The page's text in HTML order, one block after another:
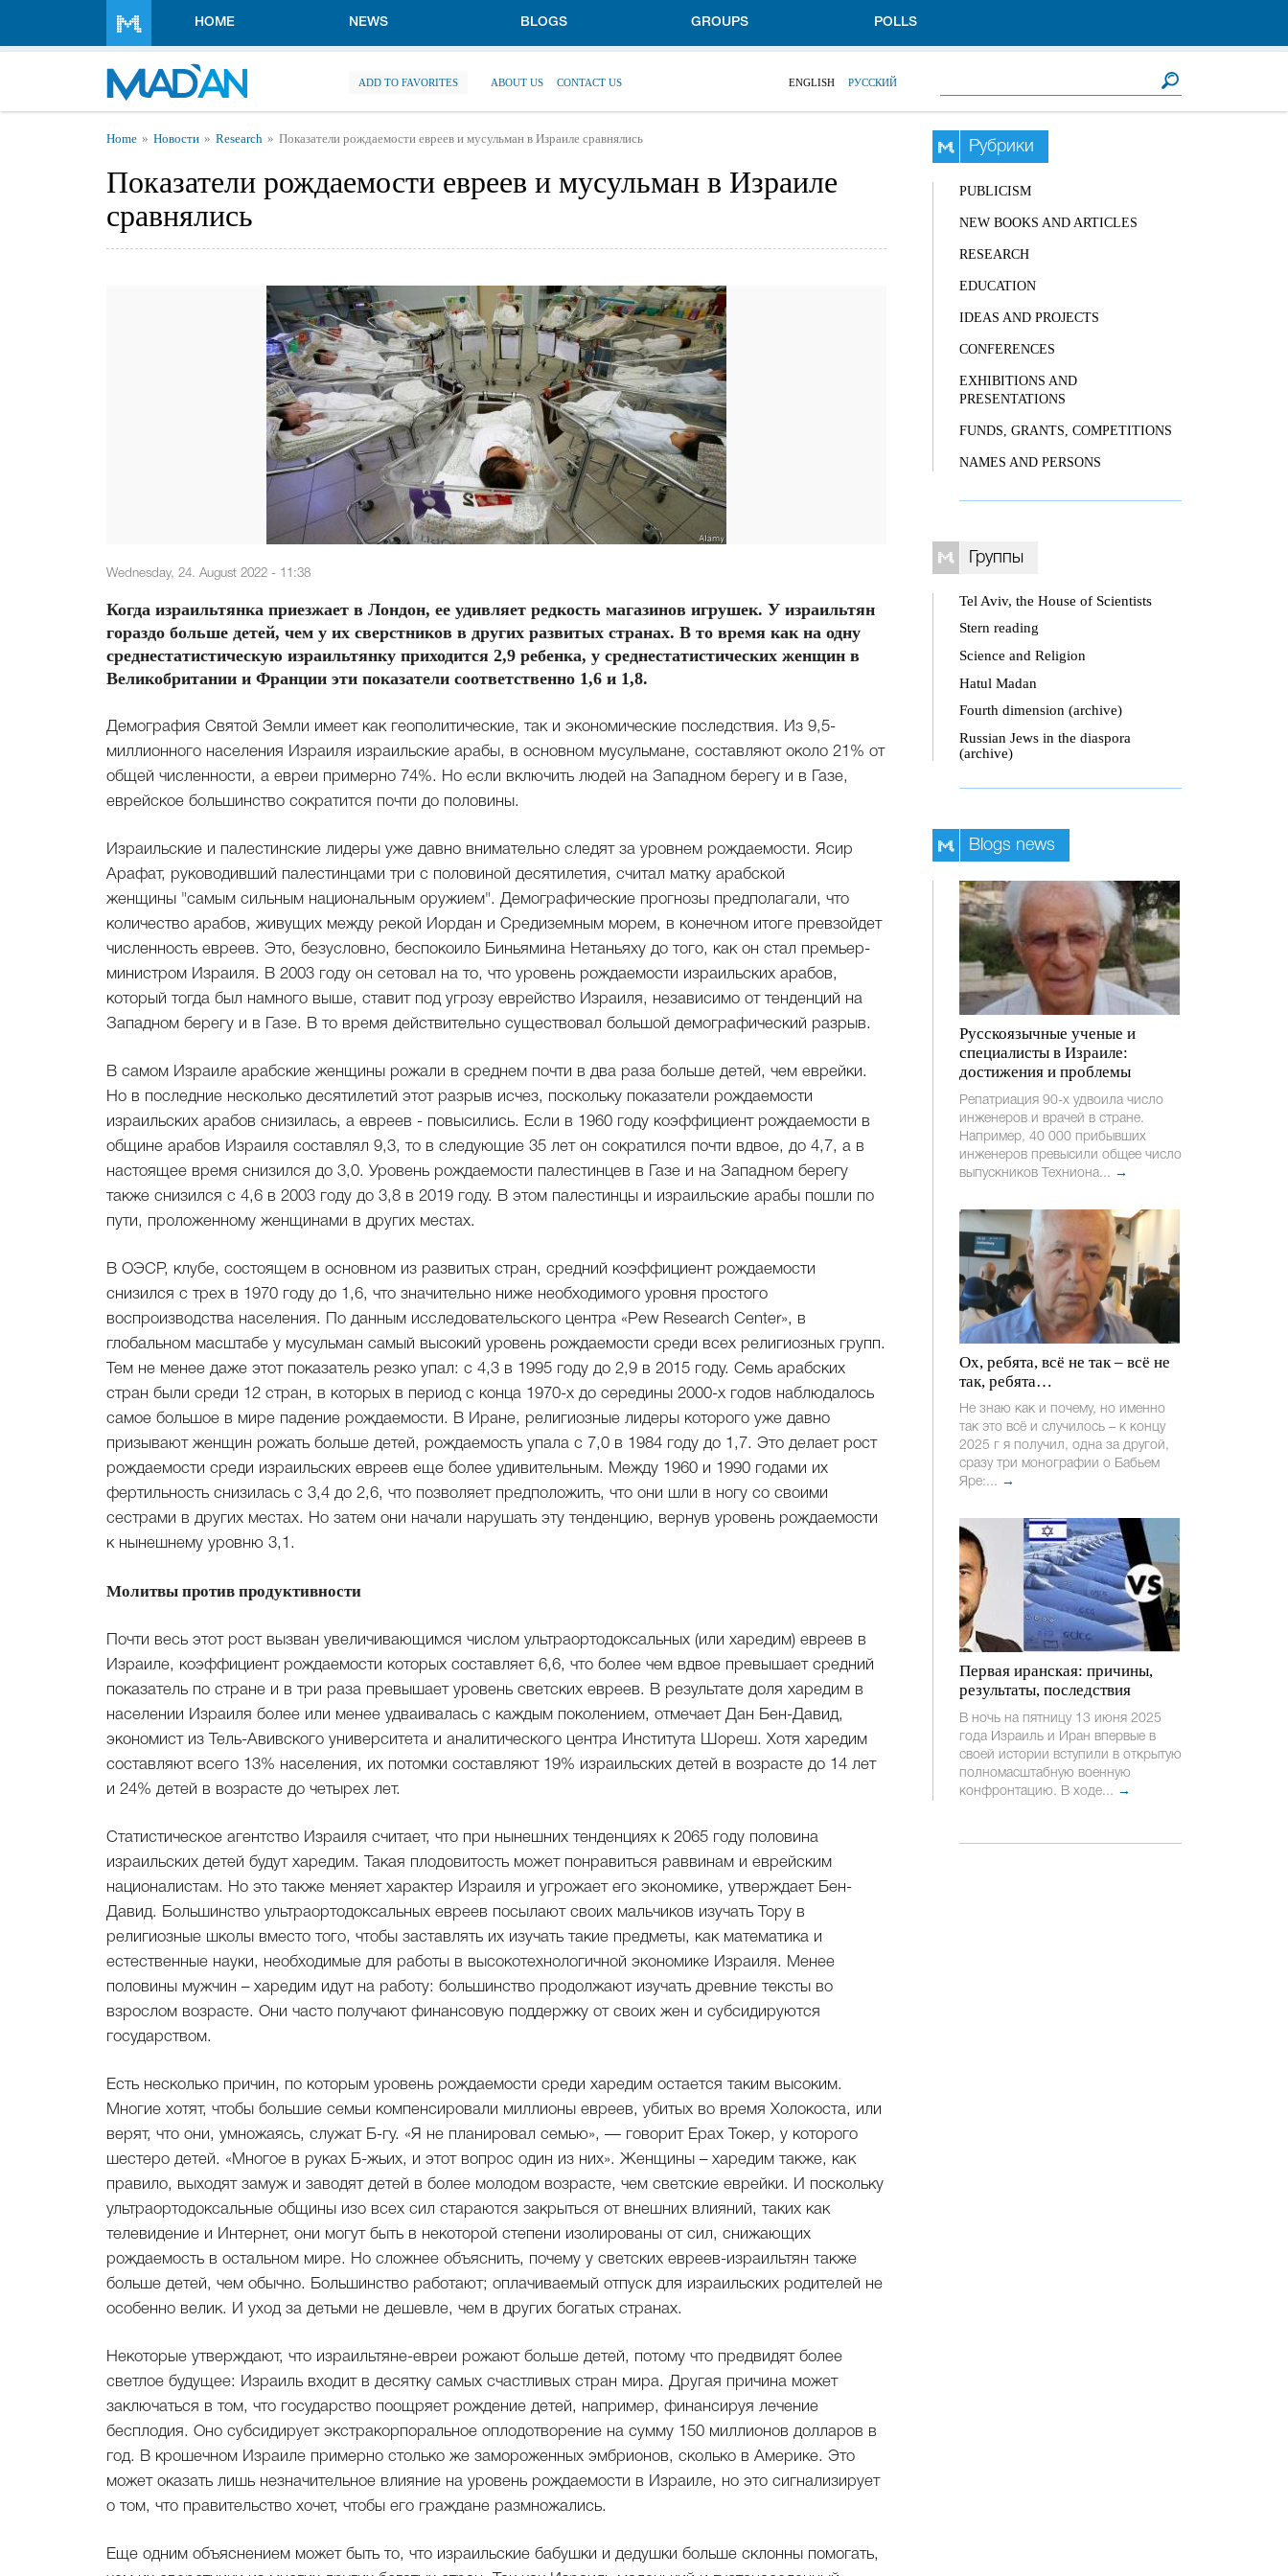
HOME NEWS BLOGS GROUPS POLLS
ADD TO FAVORITES ABOUT US CONTACT US ENGLISH РУССКИЙ
You are here
Home Новости Research Показатели рождаемости евреев и мусульман в Израиле сравнялись
Показатели рождаемости евреев и мусульман в Израиле
сравнялись
Wednesday, 24. August 2022 - 11:38
Когда израильтянка приезжает в Лондон, ее удивляет редкость магазинов игрушек. У израильтян
гораздо больше детей, чем у их сверстников в других развитых странах. В то время как на одну
среднестатистическую израильтянку приходится 2,9 ребенка, у среднестатистических женщин в
Великобритании и Франции эти показатели соответственно 1,6 и 1,8.
Демография Святой Земли имеет как геополитические, так и экономические последствия. Из 9,5-
миллионного населения Израиля израильские арабы, в основном мусульмане, составляют около 21% от
общей численности, а евреи примерно 74%. Но если включить людей на Западном берегу и в Газе,
еврейское большинство сократится почти до половины.
Израильские и палестинские лидеры уже давно внимательно следят за уровнем рождаемости. Ясир
Арафат, руководивший палестинцами три с половиной десятилетия, считал матку арабской
женщины "самым сильным национальным оружием". Демографические прогнозы предполагали, что
количество арабов, живущих между рекой Иордан и Средиземным морем, в конечном итоге превзойдет
численность евреев. Это, безусловно, беспокоило Биньямина Нетаньяху до того, как он стал премьер-
министром Израиля. В 2003 году он сетовал на то, что уровень рождаемости израильских арабов,
который тогда был намного выше, ставит под угрозу еврейство Израиля, независимо от тенденций на
Западном берегу и в Газе. В то время действительно существовал большой демографический разрыв.
В самом Израиле арабские женщины рожали в среднем почти в два раза больше детей, чем еврейки.
Но в последние несколько десятилетий этот разрыв исчез, поскольку показатели рождаемости
израильских арабов снизилась, а евреев - повысились. Если в 1960 году коэффициент рождаемости в
общине арабов Израиля составлял 9,3, то в следующие 35 лет он сократился почти вдвое, до 4,7, а в
настоящее время снизился до 3,0. Уровень рождаемости палестинцев в Газе и на Западном берегу
также снизился с 4,6 в 2003 году до 3,8 в 2019 году. В этом палестинцы и израильские арабы пошли по
пути, проложенному женщинами в других местах.
В ОЭСР, клубе, состоящем в основном из развитых стран, средний коэффициент рождаемости
снизился с трех в 1970 году до 1,6, что значительно ниже необходимого уровня простого
воспроизводства населения. По данным исследовательского центра «Pew Research Center», в
глобальном масштабе у мусульман самый высокий уровень рождаемости среди всех религиозных групп.
Тем не менее даже этот показатель резко упал: с 4,3 в 1995 году до 2,9 в 2015 году. Семь арабских
стран были среди 12 стран, в которых в период с конца 1970-х до середины 2000-х годов наблюдалось
самое большое в мире падение рождаемости. В Иране, религиозные лидеры которого уже давно
призывают женщин рожать больше детей, рождаемость упала с 7,0 в 1984 году до 1,7. Это делает рост
рождаемости среди израильских евреев еще более удивительным. Между 1960 и 1990 годами их
фертильность снизилась с 3,4 до 2,6, что позволяет предположить, что они шли в ногу со своими
сестрами в других местах. Но затем они начали нарушать эту тенденцию, вернув уровень рождаемости
к нынешнему уровню 3,1.
Молитвы против продуктивности
Почти весь этот рост вызван увеличивающимся числом ультраортодоксальных (или харедим) евреев в
Израиле, коэффициент рождаемости которых составляет 6,6, что более чем вдвое превышает средний
показатель по стране и в три раза превышает уровень светских евреев. В результате доля харедим в
населении Израиля более или менее удваивалась с каждым поколением, отмечает Дан Бен-Давид,
экономист из Тель-Авивского университета и аналитического центра Института Шореш. Хотя харедим
составляют всего 13% населения, их потомки составляют 19% израильских детей в возрасте до 14 лет
и 24% детей в возрасте до четырех лет.
Статистическое агентство Израиля считает, что при нынешних тенденциях к 2065 году половина
израильских детей будут харедим. Такая плодовитость может понравиться раввинам и еврейским
националистам. Но это также меняет характер Израиля и угрожает его экономике, утверждает Бен-
Давид. Большинство ультраортодоксальных евреев посылают своих мальчиков изучать Тору в
религиозные школы вместо того, чтобы заставлять их изучать такие предметы, как математика и
естественные науки, необходимые для работы в высокотехнологичной экономике Израиля. Менее
половины мужчин – харедим идут на работу: большинство продолжают изучать древние тексты во
взрослом возрасте. Они часто получают финансовую поддержку от своих жен и субсидируются
государством.
Есть несколько причин, по которым уровень рождаемости среди харедим остается таким высоким.
Многие хотят, чтобы большие семьи компенсировали миллионы евреев, убитых во время Холокоста, или
верят, что они, умножаясь, служат Б-гу. «Я не планировал семью», — говорит Ерах Токер, у которого
шестеро детей. «Многое в руках Б-жьих, и этот вопрос один из них». Женщины – харедим также, как
правило, выходят замуж и заводят детей в более молодом возрасте, чем светские еврейки. И поскольку
ультраортодоксальные общины изо всех сил стараются закрыться от внешних влияний, таких как
телевидение и Интернет, они могут быть в некоторой степени изолированы от сил, снижающих
рождаемость в остальном мире. Но сложнее объяснить, почему у светских евреев-израильтян также
больше детей, чем обычно. Большинство работают; оплачиваемый отпуск для израильских родителей не
особенно велик. И уход за детьми не дешевле, чем в других богатых странах.
Некоторые утверждают, что израильтяне-евреи рожают больше детей, потому что предвидят более
светлое будущее: Израиль входит в десятку самых счастливых стран мира. Другая причина может
заключаться в том, что государство поощряет рождение детей, например, финансируя лечение
бесплодия. Оно субсидирует экстракорпоральное оплодотворение на сумму 150 миллионов долларов в
год. В крошечном Израиле примерно столько же замороженных эмбрионов, сколько в Америке. Это
может оказать лишь незначительное влияние на уровень рождаемости в Израиле, но это сигнализирует
о том, что правительство хочет, чтобы его граждане размножались.
Еще одним объяснением может быть то, что израильские бабушки и дедушки больше склонны помогать,
Рубрики
PUBLICISM
NEW BOOKS AND ARTICLES
RESEARCH
EDUCATION
IDEAS AND PROJECTS
CONFERENCES
EXHIBITIONS AND
PRESENTATIONS
FUNDS, GRANTS, COMPETITIONS
NAMES AND PERSONS
Группы
Tel Aviv, the House of Scientists
Stern reading
Science and Religion
Hatul Madan
Fourth dimension (archive)
Russian Jews in the diaspora
(archive)
Blogs news
Русскоязычные ученые и
специалисты в Израиле:
достижения и проблемы
Репатриация 90-х удвоила число
инженеров и врачей в стране.
Например, 40 000 прибывших
инженеров превысили общее число
выпускников Техниона... →
Ох, ребята, всё не так – всё не
так, ребята…
Не знаю как и почему, но именно
так это всё и случилось – к концу
2025 г я получил, одна за другой,
сразу три монографии о Бабьем
Яре:... →
Первая иранская: причины,
результаты, последствия
В ночь на пятницу 13 июня 2025
года Израиль и Иран впервые в
своей истории вступили в открытую
полномасштабную военную
конфронтацию. В ходе... →